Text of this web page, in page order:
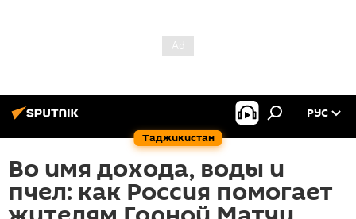
Таджикистан
РУС
Во имя дохода, воды и
пчел: как Россия помогает